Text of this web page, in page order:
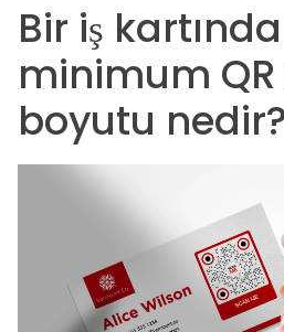
Bir iş kartında
minimum
boyutu nedir?